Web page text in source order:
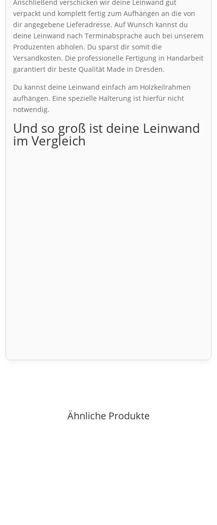
Anschließend verschicken wir deine Leinwand gut
verpackt und komplett fertig zum Aufhängen an die von
dir angegebene Lieferadresse. Auf Wunsch kannst du
deine Leinwand nach Terminabsprache auch bei unserem
Produzenten abholen. Du sparst dir somit die
Versandkosten. Die professionelle Fertigung in Handarbeit
garantiert dir beste Qualität Made in Dresden.
Du kannst deine Leinwand einfach am Holzkeilrahmen
aufhängen. Eine spezielle Halterung ist hierfür nicht
notwendig.
Und so groß ist deine Leinwand
im Vergleich
Ähnliche Produkte